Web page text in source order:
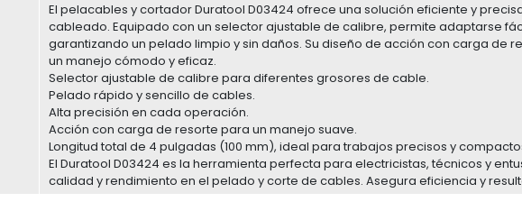
El pelacables y cortador Duratool D03424 ofrece una solución eficiente y
cableado. Equipado con un selector ajustable de calibre, permite adaptarse
garantizando un pelado limpio y sin daños. Su diseño de acción con carga de
un manejo cómodo y eficaz.
Selector ajustable de calibre para diferentes grosores de cable.
Pelado rápido y sencillo de cables.
Alta precisión en cada operación.
Acción con carga de resorte para un manejo suave.
Longitud total de 4 pulgadas (100 mm), ideal para trabajos precisos y
El Duratool D03424 es la herramienta perfecta para electricistas, técnicos y
calidad y rendimiento en el pelado y corte de cables. Asegura eficiencia y